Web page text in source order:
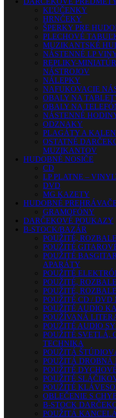
KĽÚČENKY
HRNČEKY
ŠPERKY PRE
PLECHOVÉ
MUZIKANTSKÉ
NÁSTENNÉ LP
REPLIKY-
NÁSTROJOV
NÁLEPKY
NAFUKOVACIE
OBALY NA
OBALY NA
NÁSTENNÉ
ODZNAKY
PLAGÁTY A
OSTATNÉ
MUZIKANTOV
HUDOBNÉ NOSIČE
CD
LP PLATNE –
DVD
MG KAZETY
HUDOBNÉ
GRAMOFÓNY
DARČEKOVÉ POUKAZY
B-STOCK/BAZÁR
POUŽITÉ,
POUŽITÉ
POUŽITÉ
APARÁTY
POUŽITÉ
POUŽITÉ,
POUŽITÉ,
POUŽITÉ CD / DVD
POUŽITÉ AUDIO
POUŽÍVANÁ
POUŽITÉ AUDIO
POUŽITÉ SVETLÁ,
TECHNIKA
POUŽITÁ
POUŽITÁ DROBNÁ
POUŽITÉ
POUŽITÉ
POUŽITÉ
OBLEČENIE S
B-STOCK
POUŽITÁ